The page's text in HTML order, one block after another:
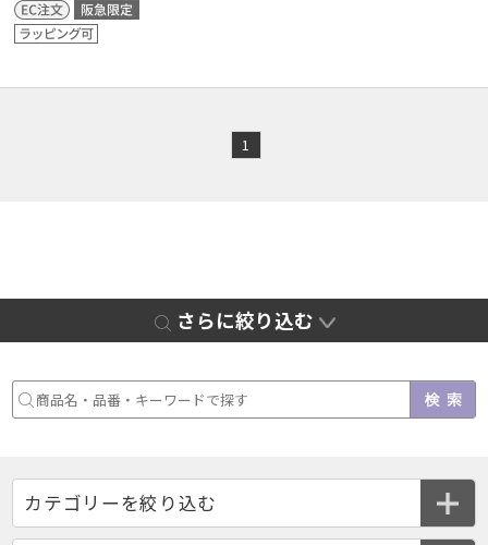
1
さらに絞り込む